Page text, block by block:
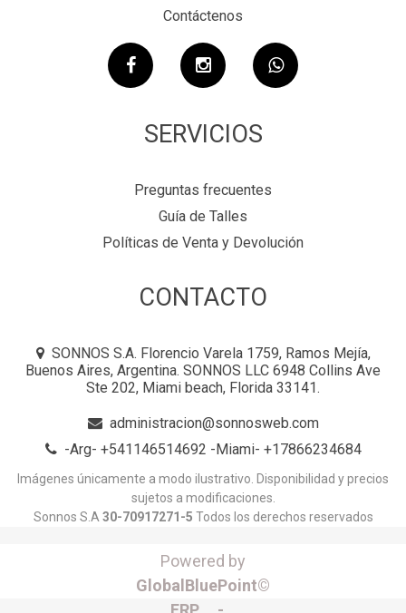
Contáctenos
SERVICIOS
Preguntas frecuentes
Guía de Talles
Políticas de Venta y Devolución
CONTACTO
SONNOS S.A. Florencio Varela 1759, Ramos Mejía,
Buenos Aires, Argentina. SONNOS LLC 6948 Collins Ave
Ste 202, Miami beach, Florida 33141.
administracion@sonnosweb.com
-Arg- +541146514692 -Miami- +17866234684
Imágenes únicamente a modo ilustrativo. Disponibilidad y precios
sujetos a modificaciones.
Sonnos S.A 30-70917271-5 Todos los derechos reservados
Powered by
GlobalBluePoint©